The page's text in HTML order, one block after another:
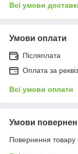
Всі умови
Умови оплати
Післяплата
Оплата за
Всі умови оплати
Умови
Повернення товару